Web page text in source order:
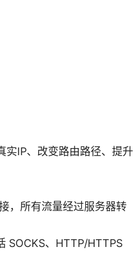
实IP、改变路由路径、提升
，所有流量经过服务器转
SOCKS、HTTP/HTTPS